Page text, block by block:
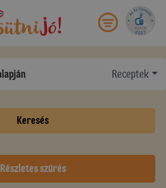
Receptek
Keresés
Részletes szűrés